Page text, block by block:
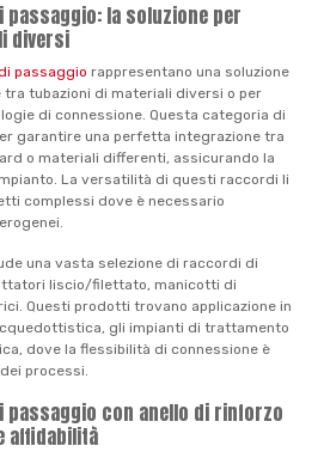
passaggio: la soluzione per
diversi
passaggio rappresentano una soluzione
tubazioni di materiali diversi o per
di connessione. Questa categoria di
garantire una perfetta integrazione tra
o materiali differenti, assicurando la
La versatilità di questi raccordi li
complessi dove è necessario
una vasta selezione di raccordi di
liscio/filettato, manicotti di
Questi prodotti trovano applicazione in
gli impianti di trattamento
dove la flessibilità di connessione è
processi.
passaggio con anello di rinforzo
affidabilità